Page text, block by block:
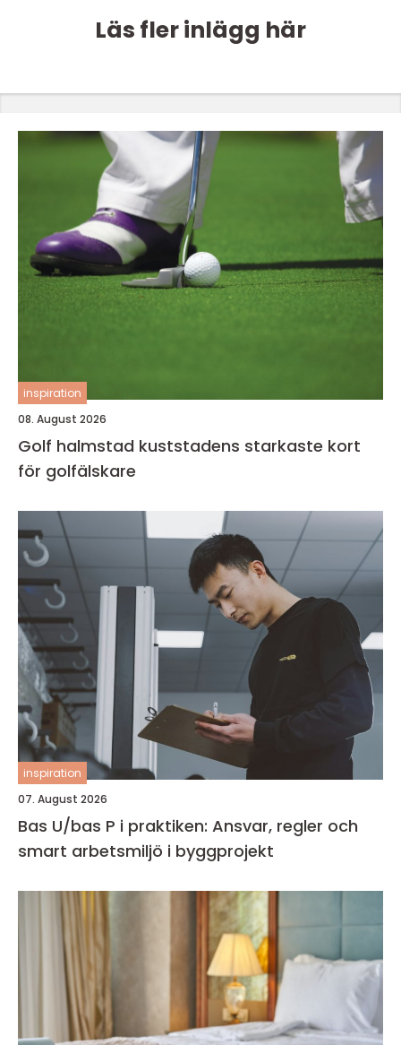
Läs fler inlägg här
inspiration
08. August 2026
Golf halmstad kuststadens starkaste kort
för golfälskare
inspiration
07. August 2026
Bas U/bas P i praktiken: Ansvar, regler och
smart arbetsmiljö i byggprojekt